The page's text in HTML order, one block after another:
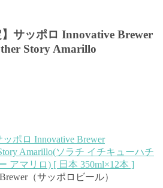
】サッポロ Innovative Brewer
Story Amarillo
ッポロ Innovative Brewer
Amarillo(ソラチ イチキューハチ
アマリロ) [ 日本 350ml×12本 ]
（サッポロビール）